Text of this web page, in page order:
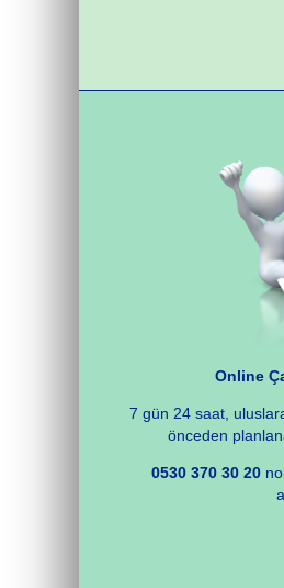
Online
7 gün 24 saat,
önceden
0530 370 30 20